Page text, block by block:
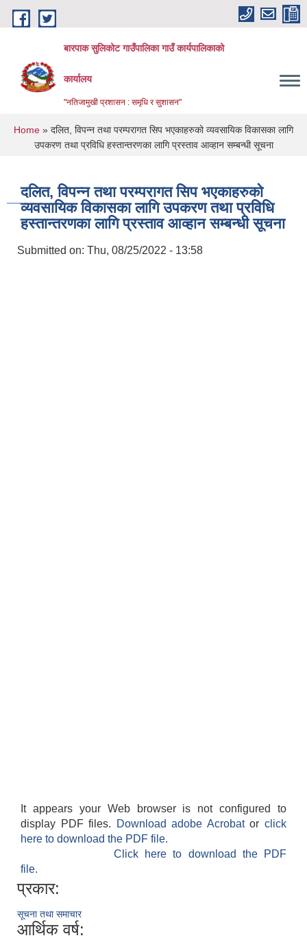
Skip to main content
बारपाक सुलिकोट गाउँपालिका गाउँ कार्यपालिकाको
कार्यालय
"नतिजामुखी प्रशासन : समृधि र सुशासन"
You are here
Home » दलित, विपन्न तथा परम्परागत सिप भएकाहरुको व्यवसायिक विकासका लागि
उपकरण तथा प्रविधि हस्तान्तरणका लागि प्रस्ताव आव्हान सम्बन्धी सूचना
दलित, विपन्न तथा परम्परागत सिप भएकाहरुको
व्यवसायिक विकासका लागि उपकरण तथा प्रविधि
हस्तान्तरणका लागि प्रस्ताव आव्हान सम्बन्धी सूचना
Submitted on: Thu, 08/25/2022 - 13:58
It appears your Web browser is not configured to
display PDF files.
Download adobe Acrobatorclick
here to download the PDF file.
Click here to download the PDF
file.
प्रकार:
सूचना तथा समाचार
आर्थिक वर्ष: